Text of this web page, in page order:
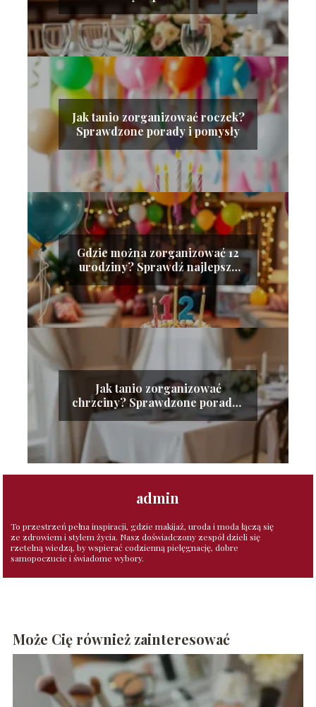
sprawdzone porady!
Jak tanio zorganizować roczek?
Sprawdzone porady i pomysły
Gdzie można zorganizować 12
urodziny? Sprawdź najlepsze
miejsca!
Jak tanio zorganizować
chrzciny? Sprawdzone porady i
wskazówki
admin
To przestrzeń pełna inspiracji, gdzie makijaż, uroda i moda łączą się
ze zdrowiem i stylem życia. Nasz doświadczony zespół dzieli się
rzetelną wiedzą, by wspierać codzienną pielęgnację, dobre
samopoczucie i świadome wybory.
Może Cię również zainteresować